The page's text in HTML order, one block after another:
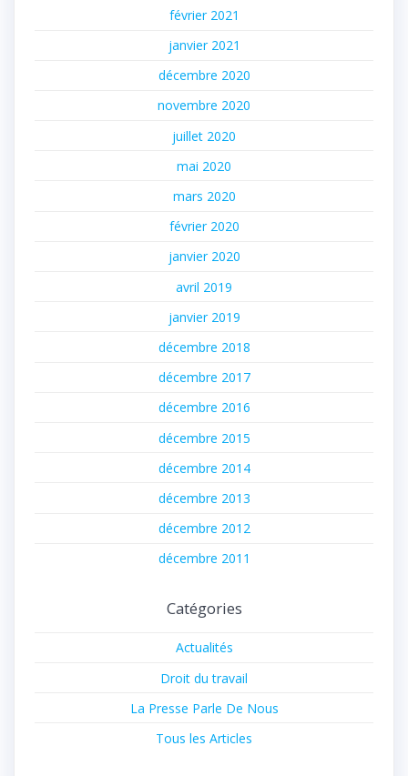
février 2021
janvier 2021
décembre 2020
novembre 2020
juillet 2020
mai 2020
mars 2020
février 2020
janvier 2020
avril 2019
janvier 2019
décembre 2018
décembre 2017
décembre 2016
décembre 2015
décembre 2014
décembre 2013
décembre 2012
décembre 2011
Catégories
Actualités
Droit du travail
La Presse Parle De Nous
Tous les Articles